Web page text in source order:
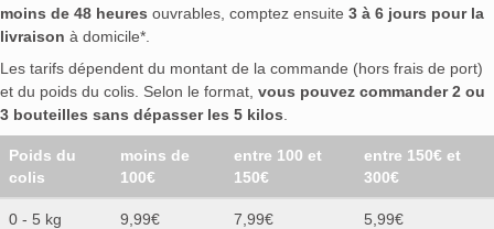
moins de 48 heures ouvrables, comptez ensuite 3 à 6 jours pour la
livraison à domicile*.
Les tarifs dépendent du montant de la commande (hors frais de port)
et du poids du colis. Selon le format, vous pouvez commander 2 ou
3 bouteilles sans dépasser les 5 kilos
Poids du
colis
moins de
100€
entre 100 et
150€
entre 150€ et
300€
0 - 5 kg 9,99€ 7,99€ 5,99€